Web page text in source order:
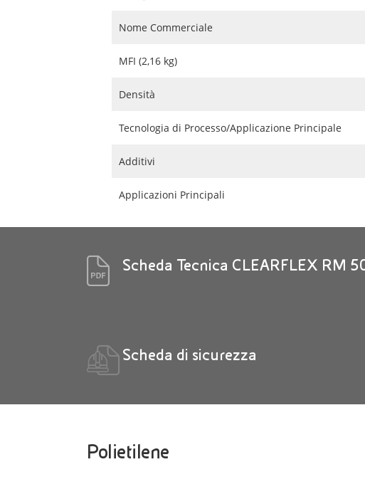
Nome Commerciale
MFI (2,16 kg)
Densità
Tecnologia di Processo/Applicazione Principale
Additivi
Applicazioni Principali
Scheda Tecnica CLEARFLEX RM
Scheda di sicurezza
Polietilene